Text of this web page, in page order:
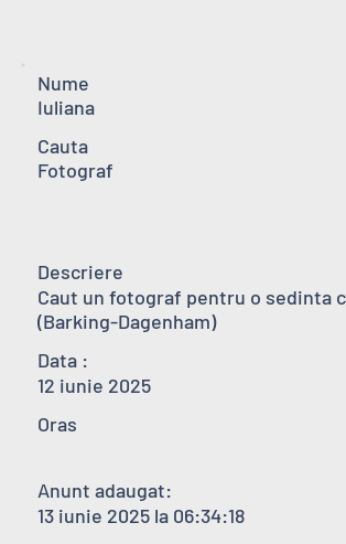
Nume
Iuliana
Cauta
Fotograf
Descriere
Caut un fotograf pentru o sedinta
(Barking-Dagenham)
Oras
Data :
12 iunie 2025
Anunt adaugat:
13 iunie 2025 la 06:34:18